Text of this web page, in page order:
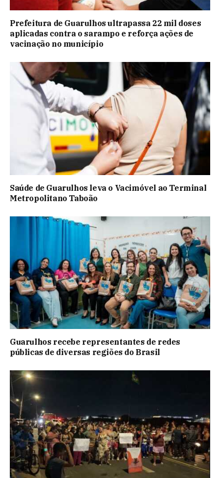
Prefeitura de Guarulhos ultrapassa 22 mil doses
aplicadas contra o sarampo e reforça ações de
vacinação no município
Saúde de Guarulhos leva o Vacimóvel ao Terminal
Metropolitano Taboão
Guarulhos recebe representantes de redes
públicas de diversas regiões do Brasil